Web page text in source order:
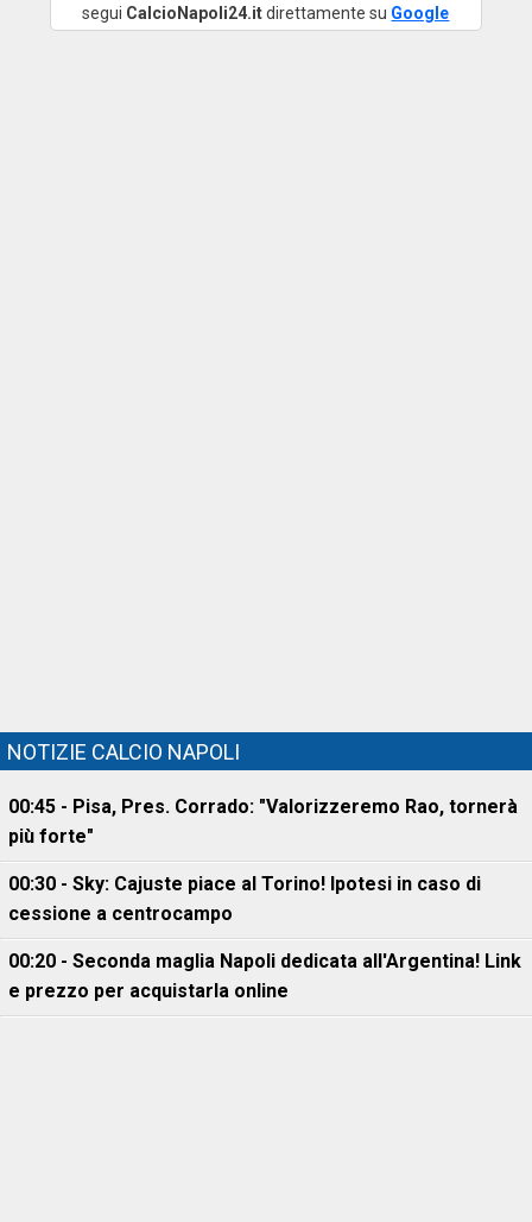
segui CalcioNapoli24.itdirettamente su Google
NOTIZIE CALCIO NAPOLI
00:45 - Pisa, Pres. Corrado: "Valorizzeremo Rao, tornerà
più forte"
00:30 - Sky: Cajuste piace al Torino! Ipotesi in caso di
cessione a centrocampo
00:20 - Seconda maglia Napoli dedicata all'Argentina! Link
e prezzo per acquistarla online